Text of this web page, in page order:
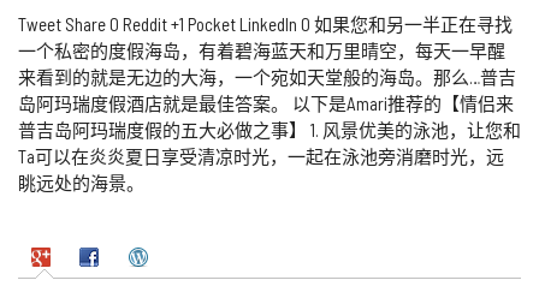
Tweet Share 0 Reddit +1 Pocket LinkedIn 0 如果您和另一半正在寻找
一个私密的度假海岛，有着碧海蓝天和万里晴空，每天一早醒
来看到的就是无边的大海，一个宛如天堂般的海岛。那么…普吉
岛阿玛瑞度假酒店就是最佳答案。 以下是Amari推荐的【情侣来
普吉岛阿玛瑞度假的五大必做之事】 1. 风景优美的泳池，让您和
Ta可以在炎炎夏日享受清凉时光，一起在泳池旁消磨时光，远
眺远处的海景。